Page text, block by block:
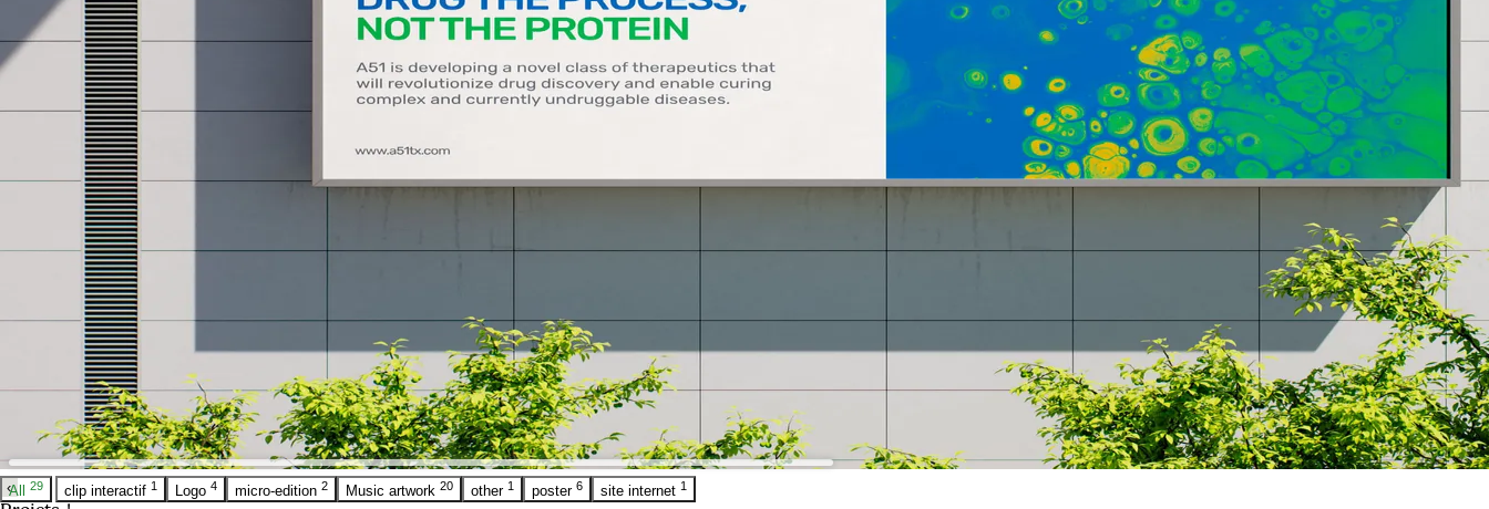
All 29 clip interactif 1 Logo 4 micro-edition 2 Music artwork 20 other 1 poster 6 site internet 1
‹